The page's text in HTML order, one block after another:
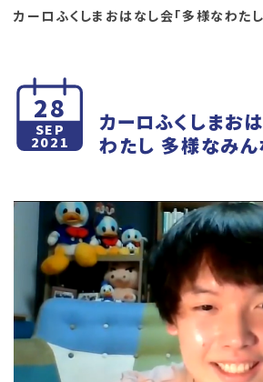
カーロふくしまおはなし会「多様なわた
28
SEP
2021
カーロふくしまお
わたし 多様なみん